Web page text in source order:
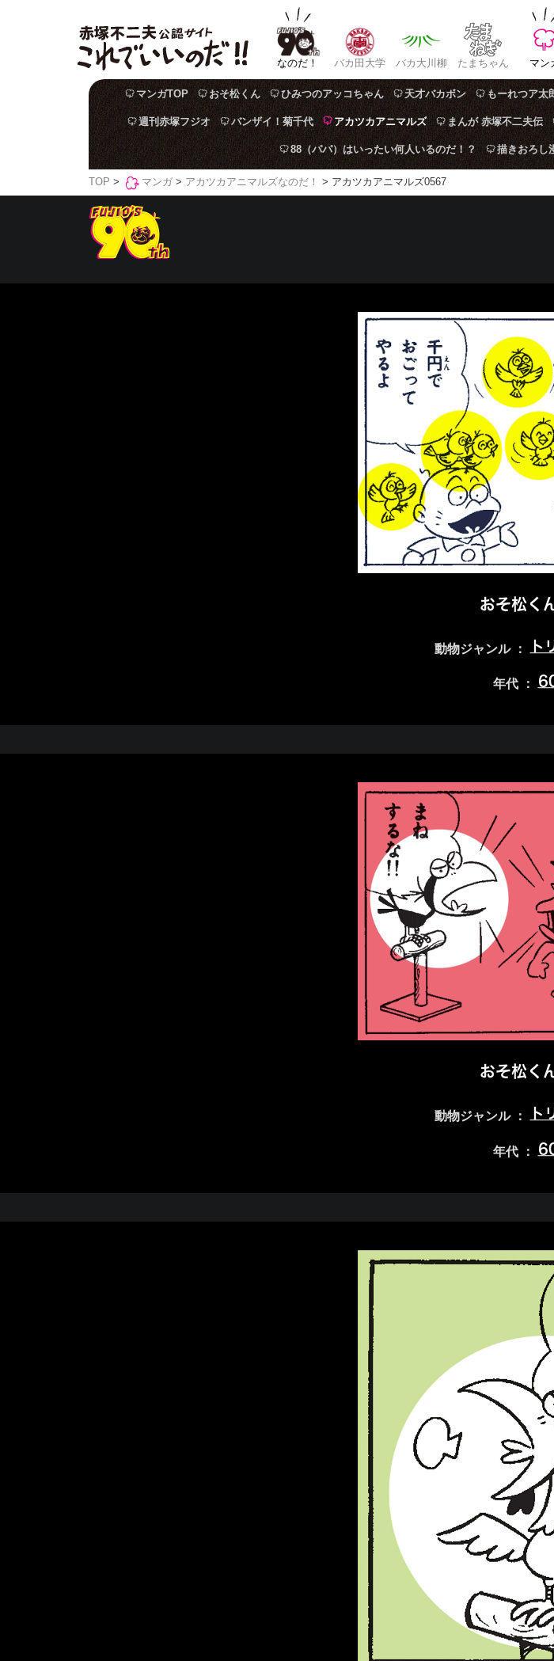
なのだ！ バカ田大学 バカ大川柳 たまちゃん マン
マンガTOP おそ松くん ひみつのアッコちゃん 天才バカボン もーれつア太
週刊赤塚フジオ バンザイ！菊千代 アカツカアニマルズ まんが 赤塚不二夫伝
88（パパ）はいったい何人いるのだ！？ 描きおろし
TOP > マンガ > アカツカアニマルズなのだ！ > アカツカアニマルズ0567
おそ松く
動物ジャンル ： ト
年代 ：
おそ松く
動物ジャンル ： ト
年代 ：